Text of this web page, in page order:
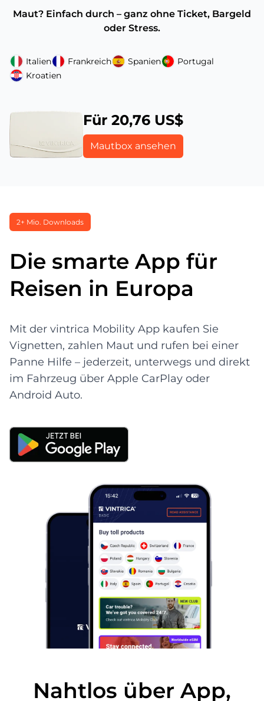
Maut? Einfach durch – ganz ohne Ticket, Bargeld
oder Stress.
Italien Frankreich Spanien
Portugal
Kroatien
Für 20,76 US$
Mautbox ansehen
2+ Mio. Downloads
Die smarte App für
Reisen in Europa
Mit der vintrica Mobility App kaufen Sie
Vignetten, zahlen Maut und rufen bei einer
Panne Hilfe – jederzeit, unterwegs und direkt
im Fahrzeug über Apple CarPlay oder
Android Auto.
Nahtlos über App,